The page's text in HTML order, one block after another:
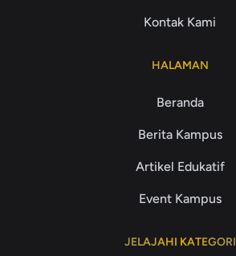
Kontak Kami
HALAMAN
Beranda
Berita Kampus
Artikel Edukatif
Event Kampus
JELAJAHI KATEGORI